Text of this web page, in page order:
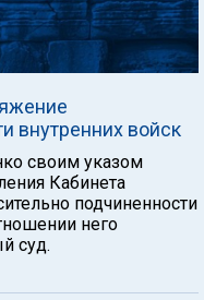
внутренних войск
своим указом
Кабинета
подчиненности
него
суд.